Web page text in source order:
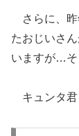
さらに、昨
たおじいさ
いますが…そ
キュンタ君